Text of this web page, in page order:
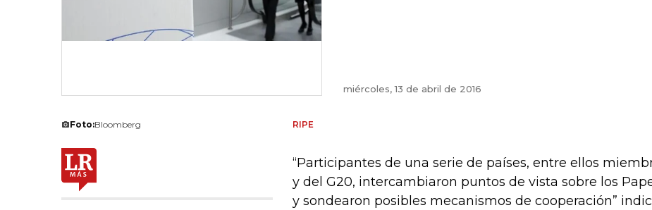
miércoles, 13 de abril de 2016
Foto:Bloomberg RIPE
“Participantes de una serie de países, entre ellos
y del G20, intercambiaron puntos de vista sobre los
y sondearon posibles mecanismos de cooperación”